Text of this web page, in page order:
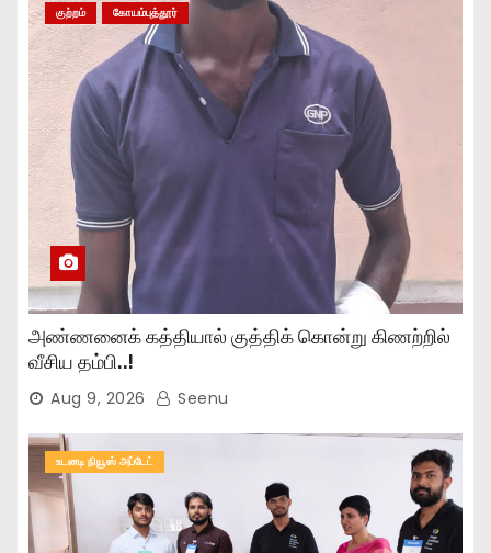
குற்றம் கோயம்புத்தூர்
அண்ணனைக் கத்தியால் குத்திக் கொன்று கிணற்றில்
வீசிய தம்பி..!
Aug 9, 2026 Seenu
உடனடி நியூஸ் அப்டேட்